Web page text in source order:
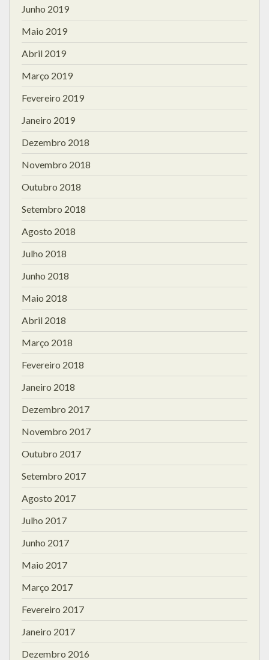
Junho 2019
Maio 2019
Abril 2019
Março 2019
Fevereiro 2019
Janeiro 2019
Dezembro 2018
Novembro 2018
Outubro 2018
Setembro 2018
Agosto 2018
Julho 2018
Junho 2018
Maio 2018
Abril 2018
Março 2018
Fevereiro 2018
Janeiro 2018
Dezembro 2017
Novembro 2017
Outubro 2017
Setembro 2017
Agosto 2017
Julho 2017
Junho 2017
Maio 2017
Março 2017
Fevereiro 2017
Janeiro 2017
Dezembro 2016